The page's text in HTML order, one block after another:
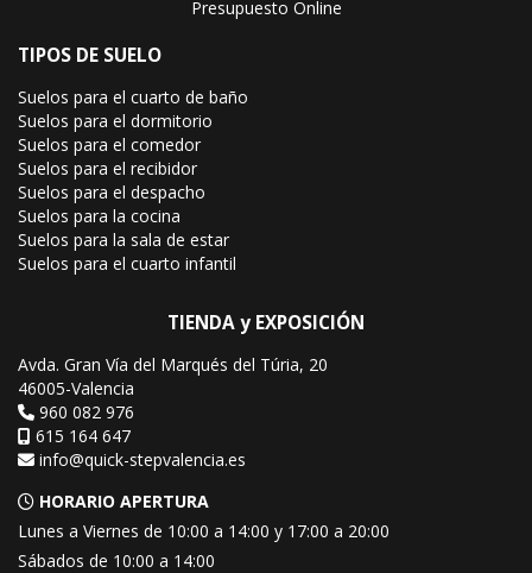
Presupuesto Online
TIPOS DE SUELO
Suelos para el cuarto de baño
Suelos para el dormitorio
Suelos para el comedor
Suelos para el recibidor
Suelos para el despacho
Suelos para la cocina
Suelos para la sala de estar
Suelos para el cuarto infantil
TIENDA y EXPOSICIÓN
Avda. Gran Vía del Marqués del Túria, 20
46005-Valencia
960 082 976
615 164 647
info@quick-stepvalencia.es
HORARIO APERTURA
Lunes a Viernes de 10:00 a 14:00 y 17:00 a 20:00
Sábados de 10:00 a 14:00